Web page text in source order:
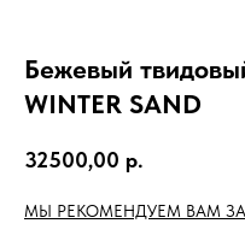
Бежевый
WINTER SAND
32500,00 р.
МЫ РЕКОМЕНДУЕМ ВАМ